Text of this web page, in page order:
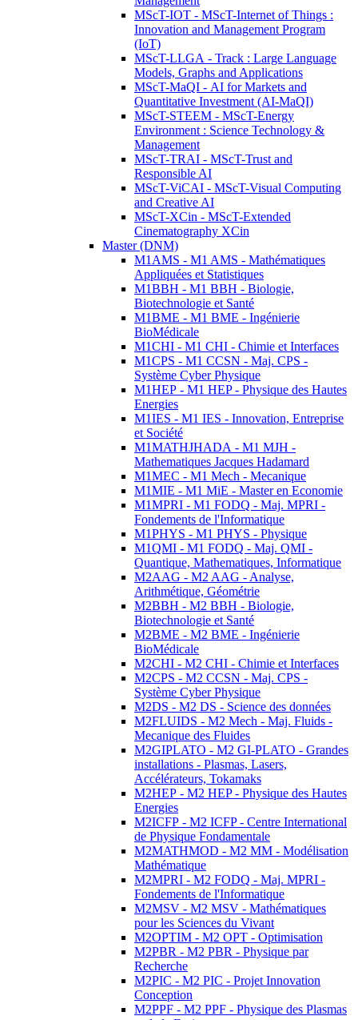
MScT-IOT - MScT-Internet of Things :
Innovation and Management Program
(IoT)
MScT-LLGA - Track : Large Language
Models, Graphs and Applications
MScT-MaQI - AI for Markets and
Quantitative Investment (AI-MaQI)
MScT-STEEM - MScT-Energy
Environment : Science Technology &
Management
MScT-TRAI - MScT-Trust and
Responsible AI
MScT-ViCAI - MScT-Visual Computing
and Creative AI
MScT-XCin - MScT-Extended
Cinematography XCin
Master (DNM)
M1AMS - M1 AMS - Mathématiques
Appliquées et Statistiques
M1BBH - M1 BBH - Biologie,
Biotechnologie et Santé
M1BME - M1 BME - Ingénierie
BioMédicale
M1CHI - M1 CHI - Chimie et Interfaces
M1CPS - M1 CCSN - Maj. CPS -
Système Cyber Physique
M1HEP - M1 HEP - Physique des Hautes
Energies
M1IES - M1 IES - Innovation, Entreprise
et Société
M1MATHJHADA - M1 MJH -
Mathematiques Jacques Hadamard
M1MEC - M1 Mech - Mecanique
M1MIE - M1 MiE - Master en Economie
M1MPRI - M1 FODQ - Maj. MPRI -
Fondements de l'Informatique
M1PHYS - M1 PHYS - Physique
M1QMI - M1 FODQ - Maj. QMI -
Quantique, Mathematiques, Informatique
M2AAG - M2 AAG - Analyse,
Arithmétique, Géométrie
M2BBH - M2 BBH - Biologie,
Biotechnologie et Santé
M2BME - M2 BME - Ingénierie
BioMédicale
M2CHI - M2 CHI - Chimie et Interfaces
M2CPS - M2 CCSN - Maj. CPS -
Système Cyber Physique
M2DS - M2 DS - Science des données
M2FLUIDS - M2 Mech - Maj. Fluids -
Mecanique des Fluides
M2GIPLATO - M2 GI-PLATO - Grandes
installations - Plasmas, Lasers,
Accélérateurs, Tokamaks
M2HEP - M2 HEP - Physique des Hautes
Energies
M2ICFP - M2 ICFP - Centre International
de Physique Fondamentale
M2MATHMOD - M2 MM - Modélisation
Mathématique
M2MPRI - M2 FODQ - Maj. MPRI -
Fondements de l'Informatique
M2MSV - M2 MSV - Mathématiques
pour les Sciences du Vivant
M2OPTIM - M2 OPT - Optimisation
M2PBR - M2 PBR - Physique par
Recherche
M2PIC - M2 PIC - Projet Innovation
Conception
M2PPF - M2 PPF - Physique des Plasmas